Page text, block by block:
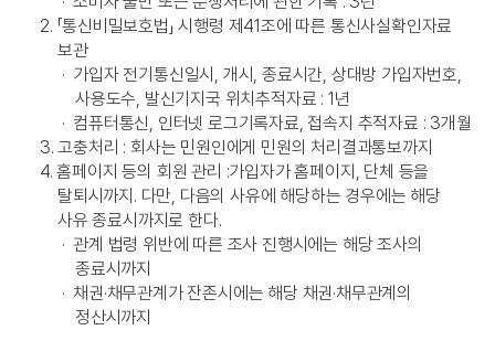
2. 「통신비밀보호법」 시행령 제41조에 따른 통신사실확인자료
보관
· 가입자 전기통신일시, 개시, 종료시간, 상대방 가입자번호,
사용도수, 발신기지국 위치추적자료 : 1년
· 컴퓨터통신, 인터넷 로그기록자료, 접속지 추적자료 : 3개월
3. 고충처리 : 회사는 민원인에게 민원의 처리결과통보까지
4. 홈페이지 등의 회원 관리 :가입자가 홈페이지, 단체 등을
탈퇴시까지. 다만, 다음의 사유에 해당하는 경우에는 해당
사유 종료시까지로 한다.
· 관계 법령 위반에 따른 조사 진행시에는 해당 조사의
종료시까지
· 채권·채무관계가 잔존시에는 해당 채권·채무관계의
정산시까지